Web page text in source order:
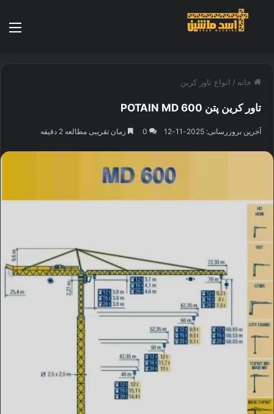
خانه / انواع تاور کرین
تاور کرین پتن POTAIN MD 600
آخرین بروزرسانی: 2025-11-12 0 زمان تقریبی مطالعه 2 دقیقه